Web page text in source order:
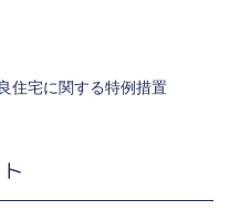
住宅に関する特例措置